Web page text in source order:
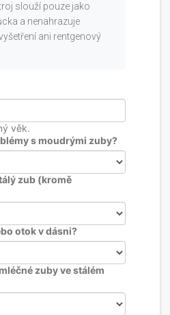
slouží pouze jako
a nenahrazuje
ani rentgenový
věk.
s moudrými zuby?
zub (kromě
otok v dásni?
zuby ve stálém